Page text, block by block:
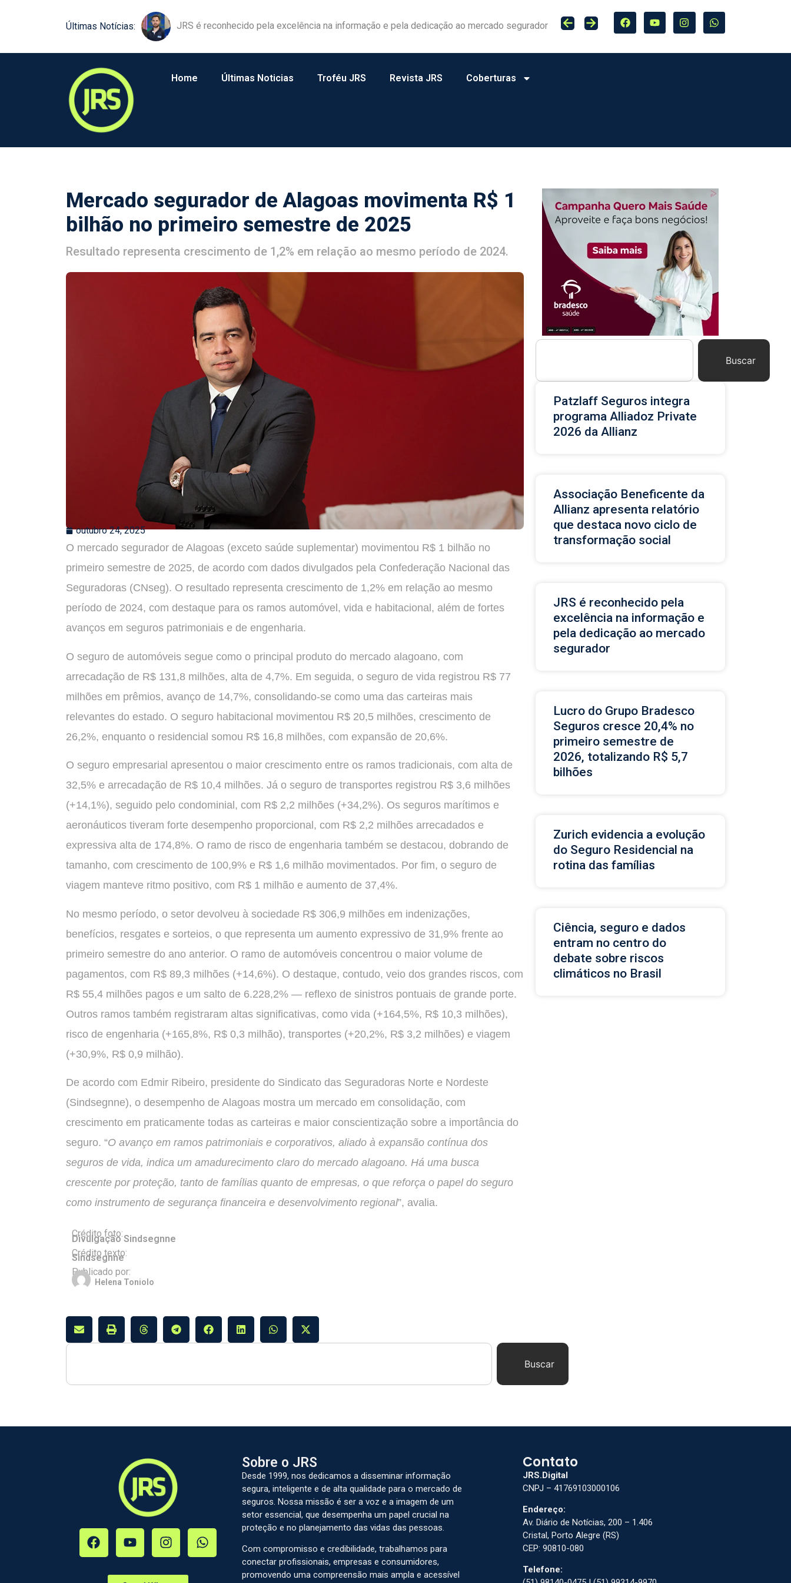
Últimas Notícias: JRS é reconhecido pela excelência na informação e pela dedicação ao mercado segurador
Lucro do Grupo Bradesco Seguros cresce 20,4% no primeiro semestre de 2026, totalizando R$ 5,7 bilhões
Home Últimas Noticias Troféu JRS Revista JRS Coberturas
Mercado segurador de Alagoas movimenta R$ 1
bilhão no primeiro semestre de 2025
Resultado representa crescimento de 1,2% em relação ao mesmo período de 2024.
outubro 24, 2025
O mercado segurador de Alagoas (exceto saúde suplementar) movimentou R$ 1 bilhão no
primeiro semestre de 2025, de acordo com dados divulgados pela Confederação Nacional das
Seguradoras (CNseg). O resultado representa crescimento de 1,2% em relação ao mesmo
período de 2024, com destaque para os ramos automóvel, vida e habitacional, além de fortes
avanços em seguros patrimoniais e de engenharia.
O seguro de automóveis segue como o principal produto do mercado alagoano, com
arrecadação de R$ 131,8 milhões, alta de 4,7%. Em seguida, o seguro de vida registrou R$ 77
milhões em prêmios, avanço de 14,7%, consolidando-se como uma das carteiras mais
relevantes do estado. O seguro habitacional movimentou R$ 20,5 milhões, crescimento de
26,2%, enquanto o residencial somou R$ 16,8 milhões, com expansão de 20,6%.
O seguro empresarial apresentou o maior crescimento entre os ramos tradicionais, com alta de
32,5% e arrecadação de R$ 10,4 milhões. Já o seguro de transportes registrou R$ 3,6 milhões
(+14,1%), seguido pelo condominial, com R$ 2,2 milhões (+34,2%). Os seguros marítimos e
aeronáuticos tiveram forte desempenho proporcional, com R$ 2,2 milhões arrecadados e
expressiva alta de 174,8%. O ramo de risco de engenharia também se destacou, dobrando de
tamanho, com crescimento de 100,9% e R$ 1,6 milhão movimentados. Por fim, o seguro de
viagem manteve ritmo positivo, com R$ 1 milhão e aumento de 37,4%.
No mesmo período, o setor devolveu à sociedade R$ 306,9 milhões em indenizações,
benefícios, resgates e sorteios, o que representa um aumento expressivo de 31,9% frente ao
primeiro semestre do ano anterior. O ramo de automóveis concentrou o maior volume de
pagamentos, com R$ 89,3 milhões (+14,6%). O destaque, contudo, veio dos grandes riscos, com
R$ 55,4 milhões pagos e um salto de 6.228,2% — reflexo de sinistros pontuais de grande porte.
Outros ramos também registraram altas significativas, como vida (+164,5%, R$ 10,3 milhões),
risco de engenharia (+165,8%, R$ 0,3 milhão), transportes (+20,2%, R$ 3,2 milhões) e viagem
(+30,9%, R$ 0,9 milhão).
De acordo com Edmir Ribeiro, presidente do Sindicato das Seguradoras Norte e Nordeste
(Sindsegnne), o desempenho de Alagoas mostra um mercado em consolidação, com
crescimento em praticamente todas as carteiras e maior conscientização sobre a importância do
seguro. “O avanço em ramos patrimoniais e corporativos, aliado à expansão contínua dos
seguros de vida, indica um amadurecimento claro do mercado alagoano. Há uma busca
crescente por proteção, tanto de famílias quanto de empresas, o que reforça o papel do seguro
como instrumento de segurança financeira e desenvolvimento regional”, avalia.
Crédito foto:
Divulgação Sindsegnne
Crédito texto:
Sindsegnne
Publicado por:
Helena Toniolo
Buscar
Buscar
Patzlaff Seguros integra
programa Alliadoz Private
2026 da Allianz
Associação Beneficente da
Allianz apresenta relatório
que destaca novo ciclo de
transformação social
JRS é reconhecido pela
excelência na informação e
pela dedicação ao mercado
segurador
Lucro do Grupo Bradesco
Seguros cresce 20,4% no
primeiro semestre de
2026, totalizando R$ 5,7
bilhões
Zurich evidencia a evolução
do Seguro Residencial na
rotina das famílias
Ciência, seguro e dados
entram no centro do
debate sobre riscos
climáticos no Brasil
Sobre o JRS
Desde 1999, nos dedicamos a disseminar informação
segura, inteligente e de alta qualidade para o mercado de
seguros. Nossa missão é ser a voz e a imagem de um
setor essencial, que desempenha um papel crucial na
proteção e no planejamento das vidas das pessoas.
Com compromisso e credibilidade, trabalhamos para
conectar profissionais, empresas e consumidores,
promovendo uma compreensão mais ampla e acessível
Contato
JRS.Digital
CNPJ – 41769103000106
Endereço:
Av. Diário de Notícias, 200 – 1.406
Cristal, Porto Alegre (RS)
CEP: 90810-080
Telefone: